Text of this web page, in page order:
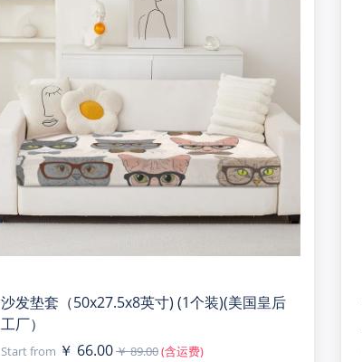
沙发垫套（50x27.5x8英寸) (1个装)(美国皇后
工厂）
Start from ￥ 66.00￥ 89.00(含运费)